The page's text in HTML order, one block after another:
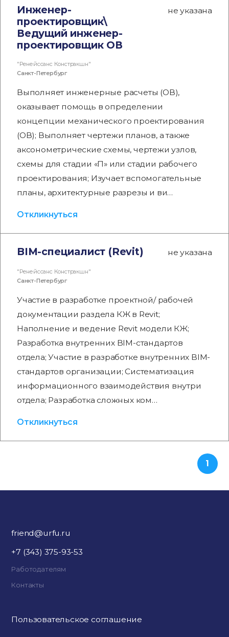
Инженер-
проектировщик\
Ведущий инженер-
проектировщик ОВ
не указана
"Ренейссанс Констракшн"
Санкт-Петербург
Выполняет инженерные расчеты (ОВ),
оказывает помощь в определении
концепции механического проектирования
(ОВ); Выполняет чертежи планов, а также
аксонометрические схемы, чертежи узлов,
схемы для стадии «П» или стадии рабочего
проектирования; Изучает вспомогательные
планы, архитектурные разрезы и ви…
Откликнуться
BIM-специалист (Revit) не указана
"Ренейссанс Констракшн"
Санкт-Петербург
Участие в разработке проектной/ рабочей
документации раздела КЖ в Revit;
Наполнение и ведение Revit модели КЖ;
Разработка внутренних BIM-стандартов
отдела; Участие в разработке внутренних BIM-
стандартов организации; Систематизация
информационного взаимодействия внутри
отдела; Разработка сложных ком…
Откликнуться
1
friend@urfu.ru
+7 (343) 375-93-53
Работодателям
Контакты
Пользовательское соглашение